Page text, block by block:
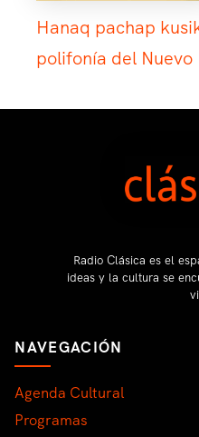
Hanaq pachap
polifonía del Nuevo
Radio Clásica es el
ideas y la cultura se
NAVEGACIÓN
Agenda Cultural
Programas